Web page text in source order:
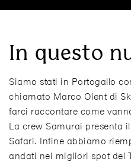
In questo
Siamo stati in Portogallo
chiamato Marco Olent di
farci raccontare come
La crew Samurai presenta
Safari. Infine abbiamo
andati nei migliori spot del